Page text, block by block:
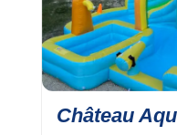
Château